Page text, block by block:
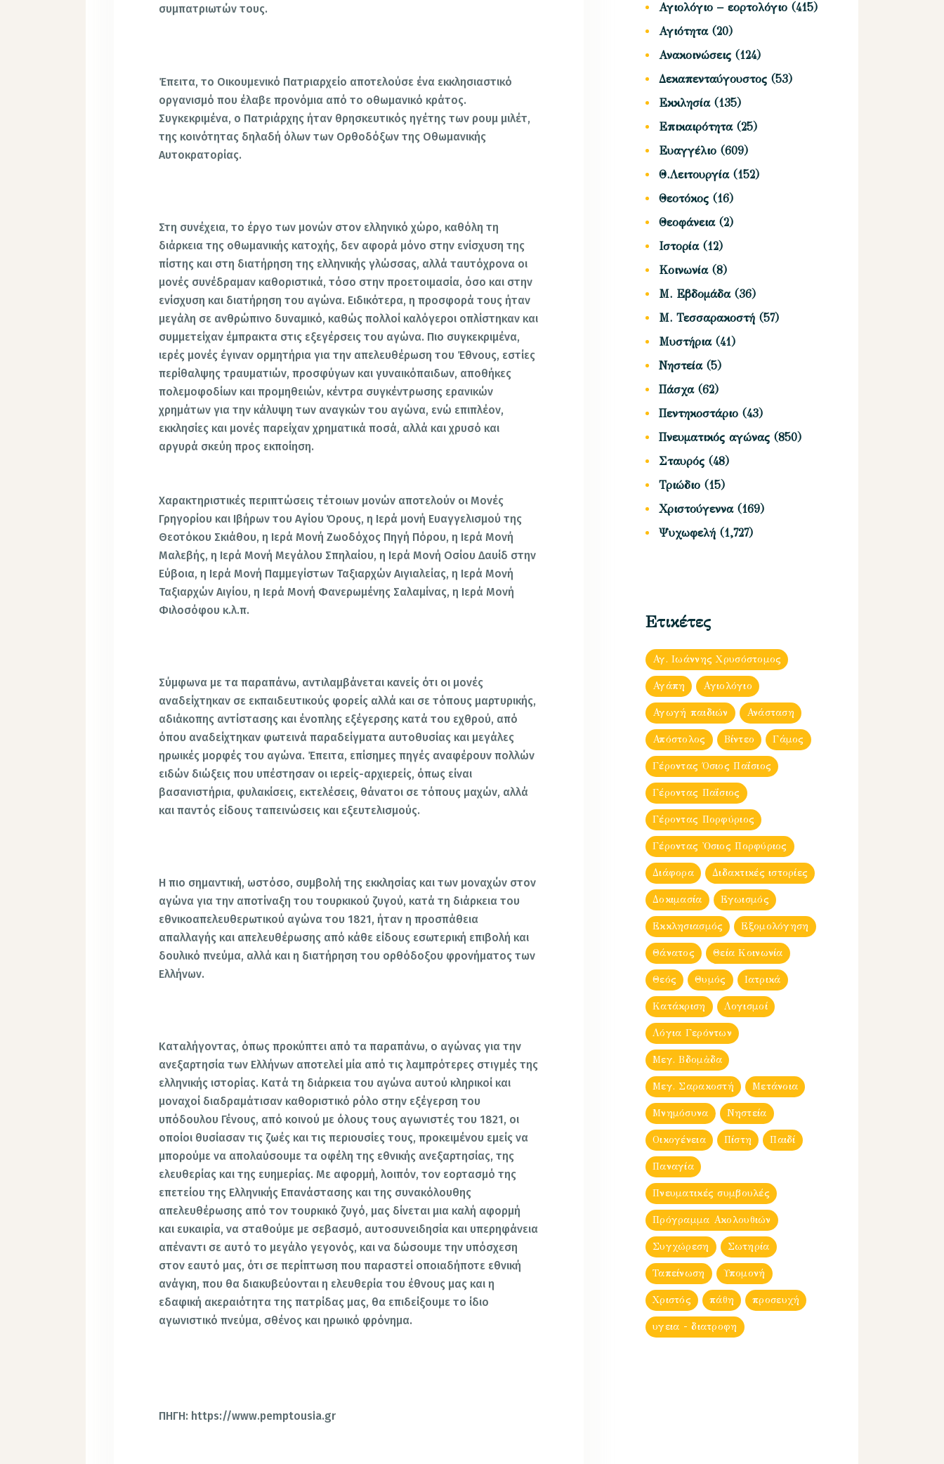
συμπατριωτών τους.
Έπειτα, το Οικουμενικό Πατριαρχείο αποτελούσε ένα εκκλησιαστικό
οργανισμό που έλαβε προνόμια από το οθωμανικό κράτος.
Συγκεκριμένα, ο Πατριάρχης ήταν θρησκευτικός ηγέτης των ρουμ μιλέτ,
της κοινότητας δηλαδή όλων των Ορθοδόξων της Οθωμανικής
Αυτοκρατορίας.
Στη συνέχεια, το έργο των μονών στον ελληνικό χώρο, καθόλη τη
διάρκεια της οθωμανικής κατοχής, δεν αφορά μόνο στην ενίσχυση της
πίστης και στη διατήρηση της ελληνικής γλώσσας, αλλά ταυτόχρονα οι
μονές συνέδραμαν καθοριστικά, τόσο στην προετοιμασία, όσο και στην
ενίσχυση και διατήρηση του αγώνα. Ειδικότερα, η προσφορά τους ήταν
μεγάλη σε ανθρώπινο δυναμικό, καθώς πολλοί καλόγεροι οπλίστηκαν και
συμμετείχαν έμπρακτα στις εξεγέρσεις του αγώνα. Πιο συγκεκριμένα,
ιερές μονές έγιναν ορμητήρια για την απελευθέρωση του Έθνους, εστίες
περίθαλψης τραυματιών, προσφύγων και γυναικόπαιδων, αποθήκες
πολεμοφοδίων και προμηθειών, κέντρα συγκέντρωσης ερανικών
χρημάτων για την κάλυψη των αναγκών του αγώνα, ενώ επιπλέον,
εκκλησίες και μονές παρείχαν χρηματικά ποσά, αλλά και χρυσό και
αργυρά σκεύη προς εκποίηση.
Χαρακτηριστικές περιπτώσεις τέτοιων μονών αποτελούν οι Μονές
Γρηγορίου και Ιβήρων του Αγίου Όρους, η Ιερά μονή Ευαγγελισμού της
Θεοτόκου Σκιάθου, η Ιερά Μονή Ζωοδόχος Πηγή Πόρου, η Ιερά Μονή
Μαλεβής, η Ιερά Μονή Μεγάλου Σπηλαίου, η Ιερά Μονή Οσίου Δαυίδ στην
Εύβοια, η Ιερά Μονή Παμμεγίστων Ταξιαρχών Αιγιαλείας, η Ιερά Μονή
Ταξιαρχών Αιγίου, η Ιερά Μονή Φανερωμένης Σαλαμίνας, η Ιερά Μονή
Φιλοσόφου κ.λ.π.
Σύμφωνα με τα παραπάνω, αντιλαμβάνεται κανείς ότι οι μονές
αναδείχτηκαν σε εκπαιδευτικούς φορείς αλλά και σε τόπους μαρτυρικής,
αδιάκοπης αντίστασης και ένοπλης εξέγερσης κατά του εχθρού, από
όπου αναδείχτηκαν φωτεινά παραδείγματα αυτοθυσίας και μεγάλες
ηρωικές μορφές του αγώνα. Έπειτα, επίσημες πηγές αναφέρουν πολλών
ειδών διώξεις που υπέστησαν οι ιερείς-αρχιερείς, όπως είναι
βασανιστήρια, φυλακίσεις, εκτελέσεις, θάνατοι σε τόπους μαχών, αλλά
και παντός είδους ταπεινώσεις και εξευτελισμούς.
Η πιο σημαντική, ωστόσο, συμβολή της εκκλησίας και των μοναχών στον
αγώνα για την αποτίναξη του τουρκικού ζυγού, κατά τη διάρκεια του
εθνικοαπελευθερωτικού αγώνα του 1821, ήταν η προσπάθεια
απαλλαγής και απελευθέρωσης από κάθε είδους εσωτερική επιβολή και
δουλικό πνεύμα, αλλά και η διατήρηση του ορθόδοξου φρονήματος των
Ελλήνων.
Καταλήγοντας, όπως προκύπτει από τα παραπάνω, ο αγώνας για την
ανεξαρτησία των Ελλήνων αποτελεί μία από τις λαμπρότερες στιγμές της
ελληνικής ιστορίας. Κατά τη διάρκεια του αγώνα αυτού κληρικοί και
μοναχοί διαδραμάτισαν καθοριστικό ρόλο στην εξέγερση του
υπόδουλου Γένους, από κοινού με όλους τους αγωνιστές του 1821, οι
οποίοι θυσίασαν τις ζωές και τις περιουσίες τους, προκειμένου εμείς να
μπορούμε να απολαύσουμε τα οφέλη της εθνικής ανεξαρτησίας, της
ελευθερίας και της ευημερίας. Με αφορμή, λοιπόν, τον εορτασμό της
επετείου της Ελληνικής Επανάστασης και της συνακόλουθης
απελευθέρωσης από τον τουρκικό ζυγό, μας δίνεται μια καλή αφορμή
και ευκαιρία, να σταθούμε με σεβασμό, αυτοσυνειδησία και υπερηφάνεια
απέναντι σε αυτό το μεγάλο γεγονός, και να δώσουμε την υπόσχεση
στον εαυτό μας, ότι σε περίπτωση που παραστεί οποιαδήποτε εθνική
ανάγκη, που θα διακυβεύονται η ελευθερία του έθνους μας και η
εδαφική ακεραιότητα της πατρίδας μας, θα επιδείξουμε το ίδιο
αγωνιστικό πνεύμα, σθένος και ηρωικό φρόνημα.
ΠΗΓΗ: https://www.pemptousia.gr
Αγιολόγιο – εορτολόγιο (415)
Αγιότητα(20)
Ανακοινώσεις (124)
Δεκαπενταύγουστος (53)
Εκκλησία(135)
Επικαιρότητα(25)
Ευαγγέλιο (609)
Θ.Λειτουργία(152)
Θεοτόκος (16)
Θεοφάνεια(2)
Ιστορία(12)
Κοινωνία(8)
Μ. Εβδομάδα(36)
Μ. Τεσσαρακοστή (57)
Μυστήρια(41)
Νηστεία(5)
Πάσχα(62)
Πεντηκοστάριο (43)
Πνευματικός αγώνας (850)
Σταυρός (48)
Τριώδιο (15)
Χριστούγεννα(169)
Ψυχωφελή (1,727)
Ετικέτες
Αγ. Ιωάννης Χρυσόστομος
Αγάπη Αγιολόγιο
Αγωγή παιδιών Ανάσταση
Απόστολος Βίντεο Γάμος
Γέροντας Όσιος Παΐσιος
Γέροντας Παΐσιος
Γέροντας Πορφύριος
Γέροντας Ὀσιος Πορφύριος
Διάφορα Διδακτικές ιστορίες
Δοκιμασία Εγωισμός
Εκκλησιασμός Εξομολόγηση
Θάνατος Θεία Κοινωνία
Θεός Θυμός Ιατρικά
Κατάκριση Λογισμοί
Λόγια Γερόντων
Μεγ. Βδομἀδα
Μεγ. Σαρακοστή Μετάνοια
Μνημόσυνα Νηστεία
Οικογένεια Πίστη Παιδί
Παναγία
Πνευματικές συμβουλές
Πρόγραμμα Ακολουθιών
Συγχώρεση Σωτηρία
Ταπείνωση Υπομονή
Χριστός πάθη προσευχή
υγεια - διατροφη